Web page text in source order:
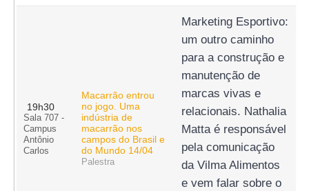
19h30
Sala 707 -
Campus
Antônio
Carlos
Macarrão entrou
no jogo. Uma
indústria de
macarrão nos
campos do Brasil e
do Mundo 14/04
Palestra
Marketing Esportivo:
um outro caminho
para a construção e
manutenção de
marcas vivas e
relacionais. Nathalia
Matta é responsável
pela comunicação
da Vilma Alimentos
e vem falar sobre o